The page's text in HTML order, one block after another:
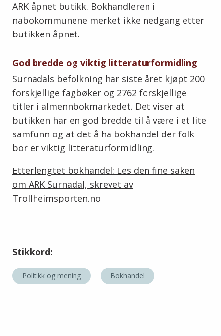
ARK åpnet butikk. Bokhandleren i
nabokommunene merket ikke nedgang etter
butikken åpnet.
God bredde og viktig litteraturformidling
Surnadals befolkning har siste året kjøpt 200
forskjellige fagbøker og 2762 forskjellige
titler i almennbokmarkedet. Det viser at
butikken har en god bredde til å være i et lite
samfunn og at det å ha bokhandel der folk
bor er viktig litteraturformidling.
Etterlengtet bokhandel: Les den fine saken
om ARK Surnadal, skrevet av
Trollheimsporten.no
Stikkord:
Politikk og mening Bokhandel